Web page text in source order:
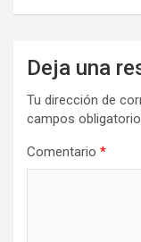
Deja una
Tu dirección de
campos
Comentario *